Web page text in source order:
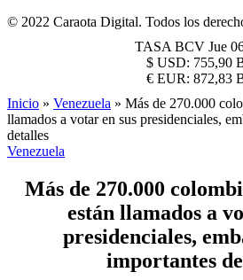
© 2022 Caraota Digital. Todos los
TASA BCV Jue
$ USD: 755,90
€ EUR: 872,83
Inicio » Venezuela » Más de 270.000
llamados a votar en sus presidenciales,
detalles
Venezuela
Más de 270.000
están llamados a
presidenciales,
importantes